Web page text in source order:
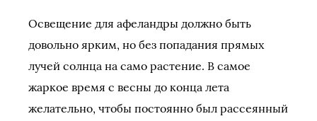
Освещение для афеландры должно быть
довольно ярким, но без попадания прямых
лучей солнца на само растение. В самое
жаркое время с весны до конца лета
желательно, чтобы постоянно был рассеянный